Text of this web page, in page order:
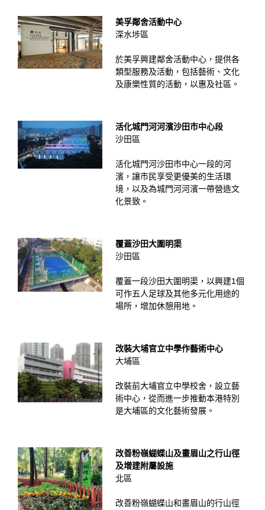
美孚鄰舍活動中心
深水埗區
於美孚興建鄰舍活動中心，提供各
類型服務及活動，包括藝術、文化
及康樂性質的活動，以惠及社區。
活化城門河河濱沙田市中心段
沙田區
活化城門河沙田市中心一段的河
濱，讓市民享受更優美的生活環
境，以及為城門河河濱一帶營造文
化景致。
覆蓋沙田大圍明渠
沙田區
覆蓋一段沙田大圍明渠，以興建1個
可作五人足球及其他多元化用途的
場所，增加休憩用地。
改裝大埔官立中學作藝術中心
大埔區
改裝前大埔官立中學校舍，設立藝
術中心，從而進一步推動本港特別
是大埔區的文化藝術發展。
改善粉嶺蝴蝶山及畫眉山之行山徑
及增建附屬設施
北區
改善粉嶺蝴蝶山和畫眉山的行山徑